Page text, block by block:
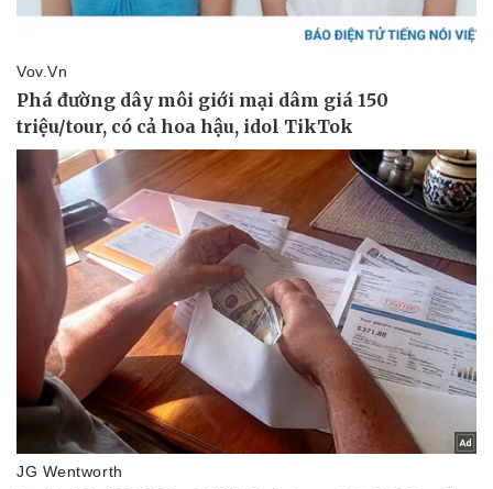
Bóng đá
Thế giới thể thao
eSports
Hậu trường
Ô tô
Xe máy